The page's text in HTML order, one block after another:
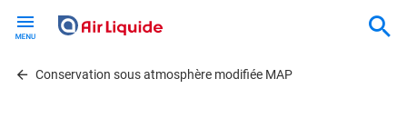
contentConservation sous atmosphère modifiée MAP